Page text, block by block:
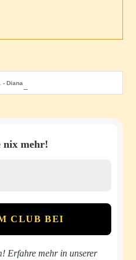
- Dianas Geburtstagsfeier
nix mehr!
Erfahre mehr in unserer